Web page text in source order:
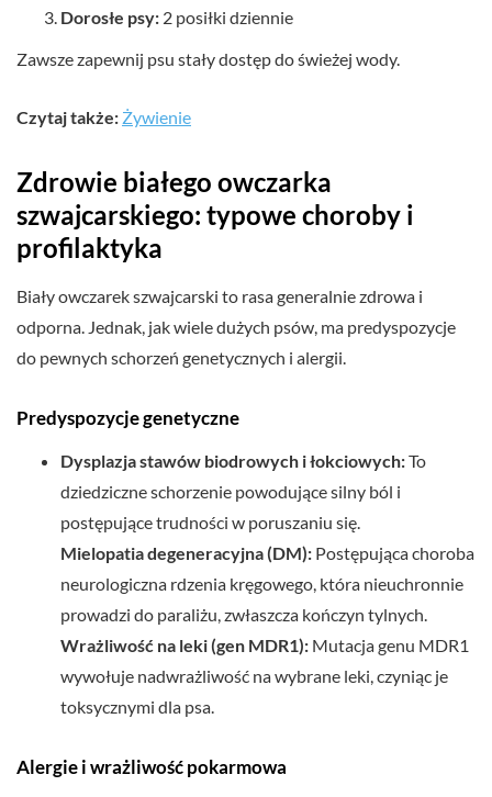
Dorosłe psy: 2 posiłki dziennie
Zawsze zapewnij psu stały dostęp do świeżej wody.
Czytaj także: Żywienie
Zdrowie białego owczarka
szwajcarskiego: typowe choroby i
profilaktyka
Biały owczarek szwajcarski to rasa generalnie zdrowa i
odporna. Jednak, jak wiele dużych psów, ma predyspozycje
do pewnych schorzeń genetycznych i alergii.
Predyspozycje genetyczne
Dysplazja stawów biodrowych i łokciowych:To
dziedziczne schorzenie powodujące silny ból i
postępujące trudności w poruszaniu się.
Mielopatia degeneracyjna (DM): Postępująca choroba
neurologiczna rdzenia kręgowego, która nieuchronnie
prowadzi do paraliżu, zwłaszcza kończyn tylnych.
Wrażliwość na leki (gen MDR1): Mutacja genu MDR1
wywołuje nadwrażliwość na wybrane leki, czyniąc je
toksycznymi dla psa.
Alergie i wrażliwość pokarmowa